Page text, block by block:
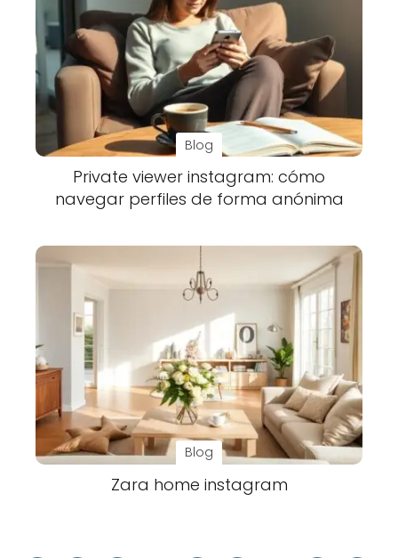
Blog
Private viewer instagram: cómo
navegar perfiles de forma anónima
Blog
Zara home instagram